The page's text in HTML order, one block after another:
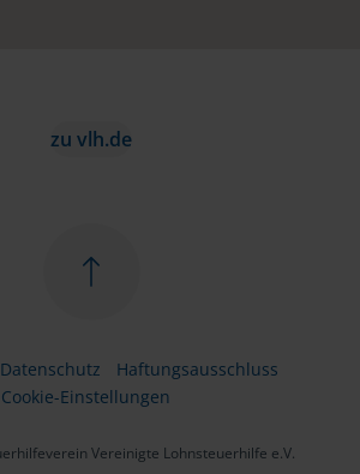
zu vlh.de
Datenschutz
Haftungsausschluss
Cookie-Einstellungen
Vereinigte Lohnsteuerhilfe e.V.